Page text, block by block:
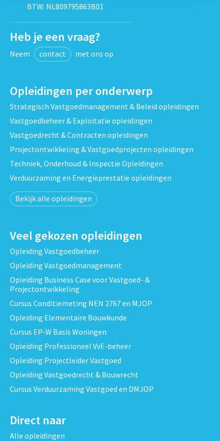
BTW: NL809795863B01
Heb je een vraag?
Neem contact met ons op
Opleidingen per onderwerp
Strategisch Vastgoedmanagement & Beleid opleidingen
Vastgoedbeheer & Exploitatie opleidingen
Vastgoedrecht & Contracten opleidingen
Projectontwikkeling & Vastgoedprojecten opleidingen
Techniek, Onderhoud & Inspectie Opleidingen
Verduurzaming en Energieprestatie opleidingen
Bekijk alle opleidingen
Veel gekozen opleidingen
Opleiding Vastgoedbeheer
Opleiding Vastgoedmanagement
Opleiding Business Case voor Vastgoed- &
Projectontwikkeling
Cursus Conditiemeting NEN 2767 en MJOP
Opleiding Elementaire Bouwkunde
Cursus EP-W Basis Woningen
Opleiding Professioneel VvE-beheer
Opleiding Projectleider Vastgoed
Opleiding Vastgoedrecht & Bouwrecht
Cursus Verduurzaming Vastgoed en DMJOP
Direct naar
Alle opleidingen